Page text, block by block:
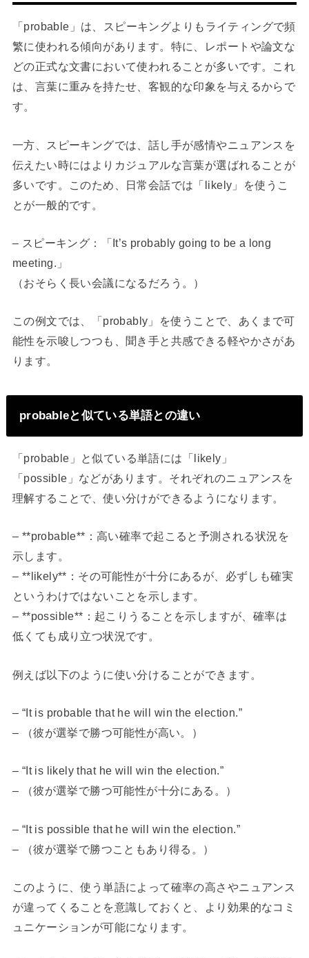
「probable」は、スピーキングよりもライティングで頻
繁に使われる傾向があります。特に、レポートや論文な
どの正式な文書において使われることが多いです。これ
は、言葉に重みを持たせ、客観的な印象を与えるからで
す。
一方、スピーキングでは、話し手が感情やニュアンスを
伝えたい時にはよりカジュアルな言葉が選ばれることが
多いです。このため、日常会話では「likely」を使うこ
とが一般的です。
– スピーキング：「It’s probably going to be a long
meeting.」
（おそらく長い会議になるだろう。）
この例文では、「probably」を使うことで、あくまで可
能性を示唆しつつも、聞き手と共感できる軽やかさがあ
ります。
probableと似ている単語との違い
「probable」と似ている単語には「likely」
「possible」などがあります。それぞれのニュアンスを
理解することで、使い分けができるようになります。
– **probable**：高い確率で起こると予測される状況を
示します。
– **likely**：その可能性が十分にあるが、必ずしも確実
というわけではないことを示します。
– **possible**：起こりうることを示しますが、確率は
低くても成り立つ状況です。
例えば以下のように使い分けることができます。
– “It is probable that he will win the election.”
– （彼が選挙で勝つ可能性が高い。）
– “It is likely that he will win the election.”
– （彼が選挙で勝つ可能性が十分にある。）
– “It is possible that he will win the election.”
– （彼が選挙で勝つこともあり得る。）
このように、使う単語によって確率の高さやニュアンス
が違ってくることを意識しておくと、より効果的なコミ
ュニケーションが可能になります。